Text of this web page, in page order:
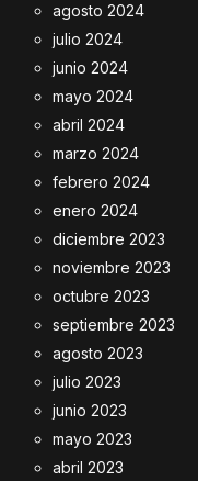
agosto 2024
julio 2024
junio 2024
mayo 2024
abril 2024
marzo 2024
febrero 2024
enero 2024
diciembre 2023
noviembre 2023
octubre 2023
septiembre 2023
agosto 2023
julio 2023
junio 2023
mayo 2023
abril 2023